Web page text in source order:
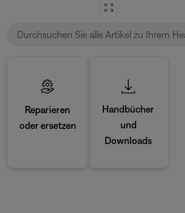
Reparieren
oder ersetzen
Handbücher
und
Downloads